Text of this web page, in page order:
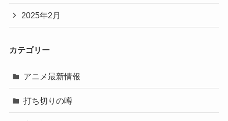
2025年2月
カテゴリー
アニメ最新情報
打ち切りの噂